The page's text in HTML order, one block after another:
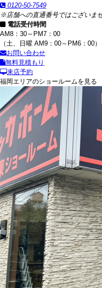
0120-50-7549
※店舗への直通番号ではございま
電話受付時間
AM8：30～PM7：00
（土、日曜 AM9：00～PM6：00）
お問い合わせ
無料見積もり
来店予約
福岡エリアのショールームを見る